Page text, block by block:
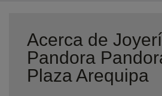
Acerca de
Pandora
Plaza Arequipa